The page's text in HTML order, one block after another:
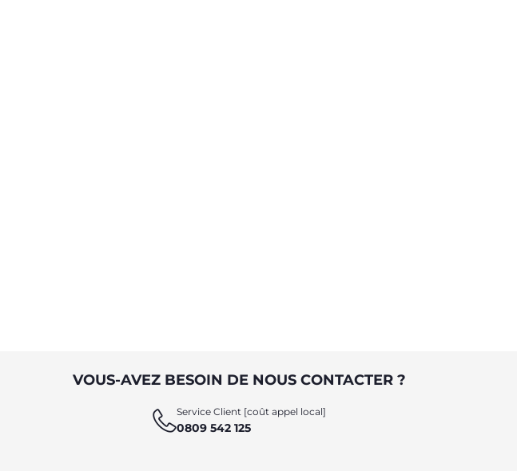
VOUS-AVEZ BESOIN DE NOUS CONTACTER ?
Service Client [coût appel local]
0809 542 125